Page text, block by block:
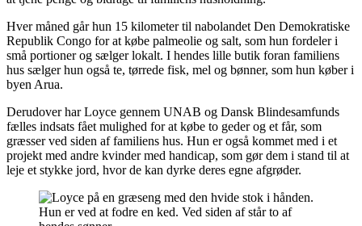
Hver måned går hun 15 kilometer til nabolandet Den Demokratiske
Republik Congo for at købe palmeolie og salt, som hun fordeler i
små portioner og sælger lokalt. I hendes lille butik foran familiens
hus sælger hun også te, tørrede fisk, mel og bønner, som hun køber i
byen Arua.
Derudover har Loyce gennem UNAB og Dansk Blindesamfunds
fælles indsats fået mulighed for at købe to geder og et får, som
græsser ved siden af familiens hus. Hun er også kommet med i et
projekt med andre kvinder med handicap, som gør dem i stand til at
leje et stykke jord, hvor de kan dyrke deres egne afgrøder.